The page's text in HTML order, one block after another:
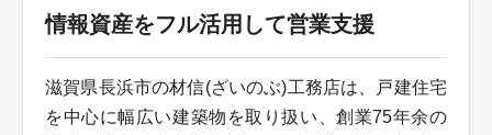
情報資産をフル活用して営業支援
滋賀県長浜市の材信(ざいのぶ)工務店は、戸建住宅
を中心に幅広い建築物を取り扱い、創業75年余の